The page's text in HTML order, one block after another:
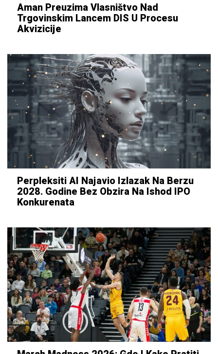
Aman Preuzima Vlasništvo Nad
Trgovinskim Lancem DIS U Procesu
Akvizicije
Perpleksiti AI Najavio Izlazak Na Berzu
2028. Godine Bez Obzira Na Ishod IPO
Konkurenata